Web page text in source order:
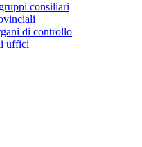
consiliari
di controllo
uffici